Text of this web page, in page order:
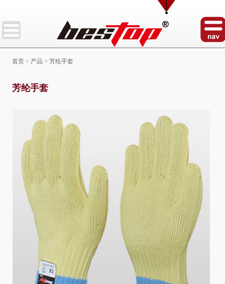
首页 > 产品 >芳纶手套
芳纶手套